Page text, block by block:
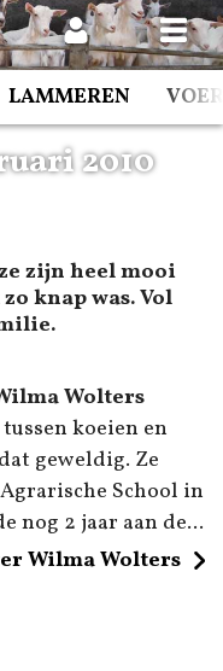
LAMMEREN
2010
zijn heel mooi
knap was. Vol
Wolters
koeien en
geweldig. Ze
School in
nog 2 jaar aan de...
Wilma Wolters